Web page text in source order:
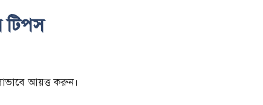
টিপস
আয়ত্ত করুন।